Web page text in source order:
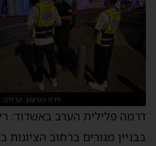
זירת הפיצוץ.
דרמה פלילית הערב באשדוד:
בבניין מגורים ברחוב